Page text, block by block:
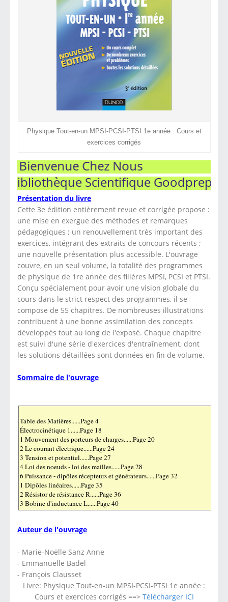
Physique Tout-en-un MPSI-PCSI-PTSI 1e année : Cours et
exercices corrigés
Bienvenue Chez Nous
Bibliothèque Scientifique Goodprepa
Présentation du livre
Cette 3e édition entièrement revue et corrigée propose :
une mise en exergue des méthodes et remarques
pédagogiques ; un renouvellement très important des
exercices, intégrant des extraits de concours récents ;
une nouvelle présentation plus accessible. L'ouvrage
couvre, en un seul volume, la totalité des programmes
de physique de 1re année des filières MPSI, PCSI et PTSI.
Conçu spécialement pour avoir une vision globale du
cours dans le strict respect des programmes, il se
compose de 55 chapitres. De nombreuses illustrations
contribuent à une bonne assimilation des concepts
développés tout au long de l'exposé. Chaque chapitre
est suivi d'une série d'exercices d'entraînement, dont
les solutions détaillées sont données en fin de volume.
Sommaire de l'ouvrage
Auteur de l'ouvrage
- Marie-Noëlle Sanz Anne
- Emmanuelle Badel
- François Clausset
Livre: Physique Tout-en-un MPSI-PCSI-PTSI 1e année :
Cours et exercices corrigés ==> Télécharger ICI